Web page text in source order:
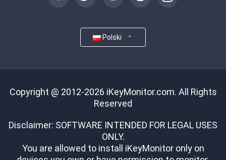
Polski
Copyright @ 2012-2026 iKeyMonitor.com. All Rights
Reserved
Disclaimer: SOFTWARE INTENDED FOR LEGAL USES
ONLY.
You are allowed to install iKeyMonitor only on